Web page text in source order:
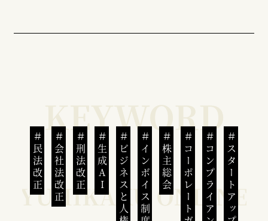
民法改正 会社法改正 刑法改正 生成AI ビジネスと人権インボイス制度 株主総会 コンプライアンススタートアップ